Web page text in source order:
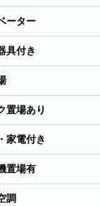
ーター
具付き
置場あり
家電付き
置場有
調